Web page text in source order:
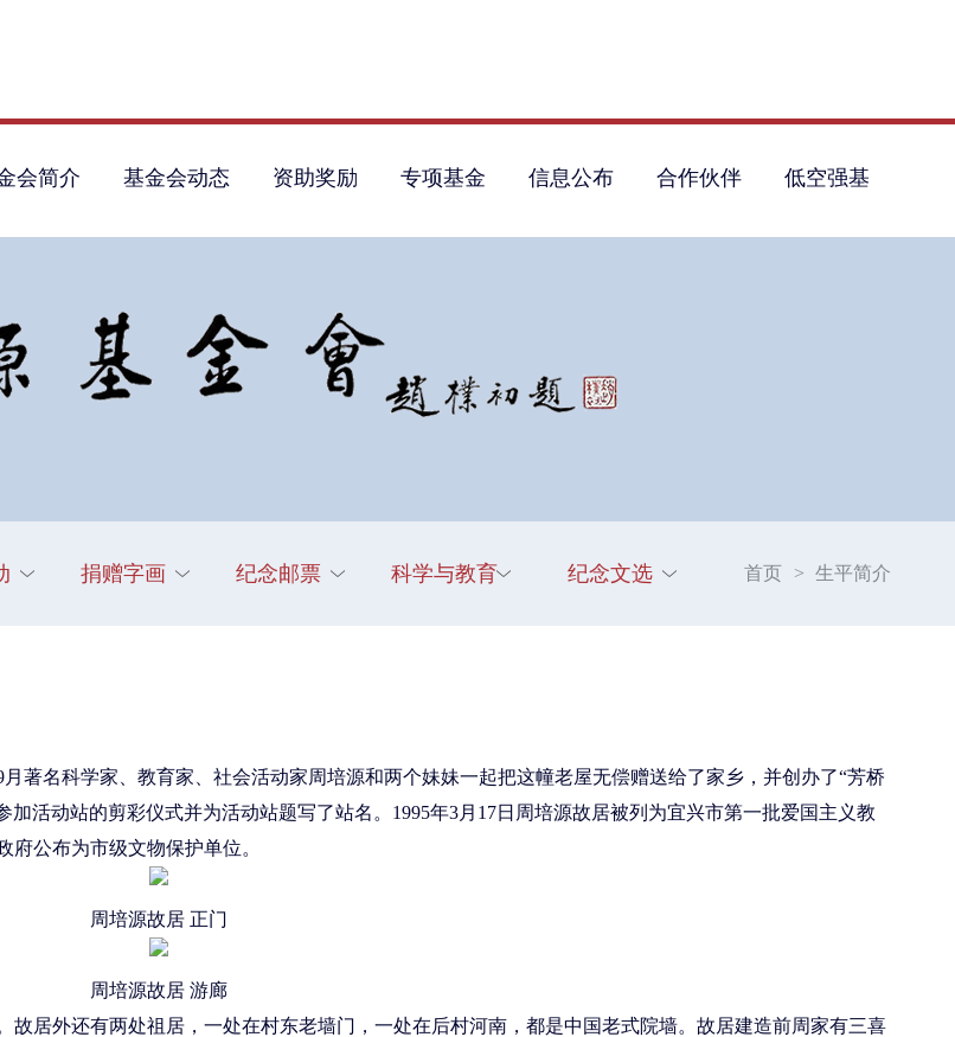
会简介 基金会动态 资助奖励 专项基金 信息公布 合作伙伴 低空强基
捐赠字画 纪念邮票 科学与教育 纪念文选 首页 > 生平简介
著名科学家、教育家、社会活动家周培源和两个妹妹一起把这幢老屋无偿赠送给了家乡，并创办了“芳桥
活动站的剪彩仪式并为活动站题写了站名。1995年3月17日周培源故居被列为宜兴市第一批爱国主义教
府公布为市级文物保护单位。
周培源故居 正门
周培源故居 游廊
居外还有两处祖居，一处在村东老墙门，一处在后村河南，都是中国老式院墙。故居建造前周家有三喜